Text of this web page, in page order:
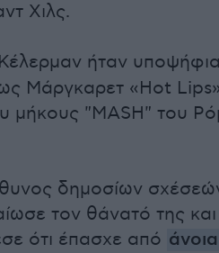
Χιλς.
ήταν υποψήφια
Μάργκαρετ «Hot Lips»
μήκους "MASH" του
δημοσίων
τον θάνατό της
ότι έπασχε από άνοια